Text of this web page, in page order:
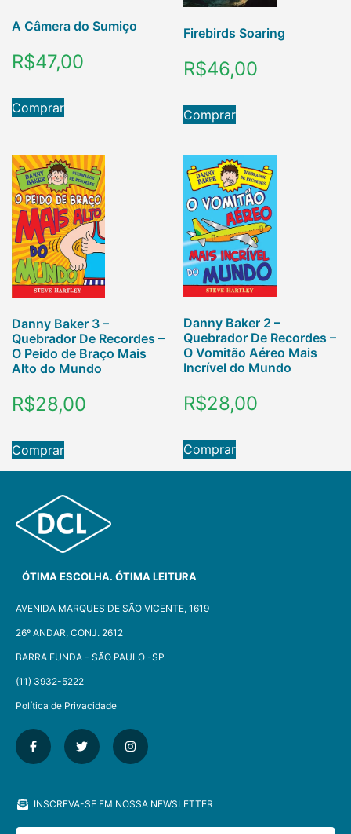
A Câmera do Sumiço
R$47,00
Comprar
Firebirds Soaring
R$46,00
Comprar
Danny Baker 3 –
Quebrador De Recordes –
O Peido de Braço Mais
Alto do Mundo
R$28,00
Comprar
Danny Baker 2 –
Quebrador De Recordes –
O Vomitão Aéreo Mais
Incrível do Mundo
R$28,00
Comprar
ÓTIMA ESCOLHA. ÓTIMA LEITURA
AVENIDA MARQUES DE SÃO VICENTE, 1619
26º ANDAR, CONJ. 2612
BARRA FUNDA - SÃO PAULO -SP​
(11) 3932-5222
Política de Privacidade
INSCREVA-SE EM NOSSA NEWSLETTER